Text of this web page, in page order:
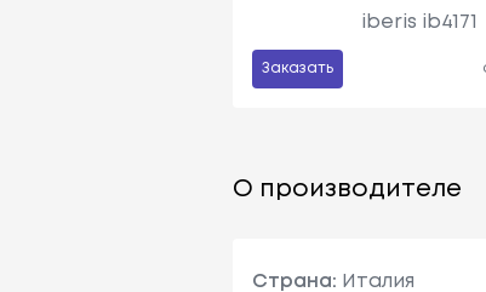
iberis ib4171
Заказать
О производителе
Страна: Италия